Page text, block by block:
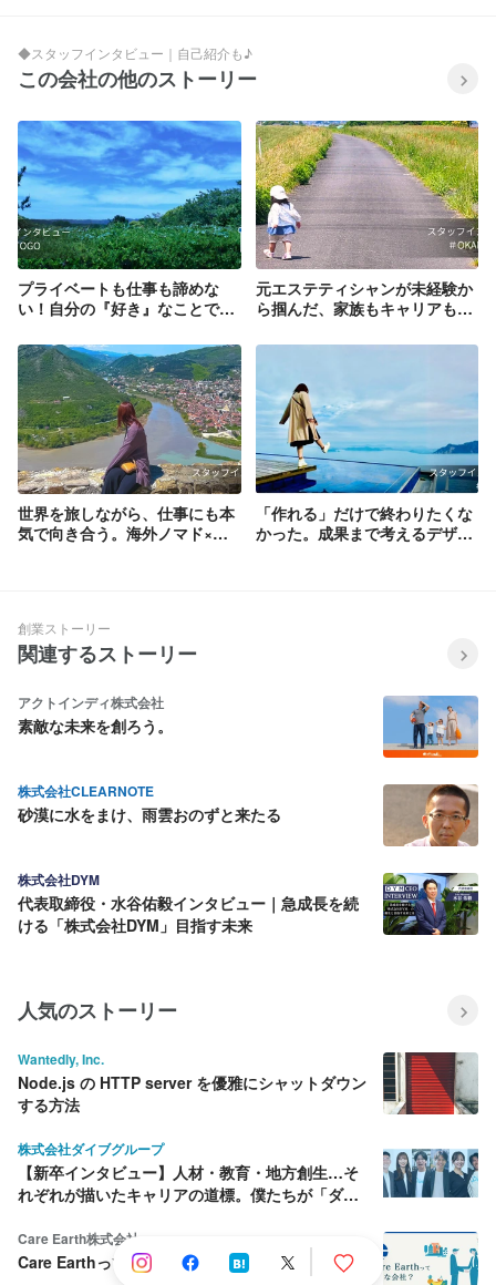
試験の合格、特許事務所への勤務を経
て、ビジネス塾に参加。アフィリエイト
成果を上げて2014年2月、(株)メディア
ファーストを設立。 インターネット広告
の運用代行を手掛ける。
◆スタッフインタビュー｜自己紹介も♪
この会社の他のストーリー
プライベートも仕事も諦めな
い！自分の『好き』なことで未
ンタビュー＞
元エステティシャンが未経験か
ら掴んだ、家族もキャリアも諦
ビュー＞
世界を旅しながら、仕事にも本
気で向き合う。海外ノマド×未
「作れる」だけで終わりたくな
かった。成果まで考えるデザイ
創業ストーリー
関連するストーリー
アクトインディ株式会社
素敵な未来を創ろう。
株式会社CLEARNOTE
砂漠に水をまけ、雨雲おのずと来たる
株式会社DYM
代表取締役・水谷佑毅インタビュー｜急成長を続
ける「株式会社DYM」目指す未来
人気のストーリー
Wantedly, Inc.
Node.js の HTTP server を優雅にシャットダウン
する方法
株式会社ダイブグループ
【新卒インタビュー】人材・教育・地方創生…そ
れぞれが描いたキャリアの道標。僕たちが「ダイ
Care Earth株式会社
Care Earthって何をしている会社？